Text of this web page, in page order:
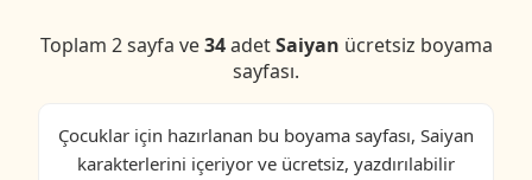
Toplam 2 sayfa ve34adetSaiyan ücretsiz boyama
sayfası.
Çocuklar için hazırlanan bu boyama sayfası, Saiyan
karakterlerini içeriyor ve ücretsiz, yazdırılabilir